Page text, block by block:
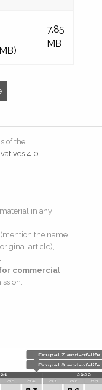
7.85
MB
of the
4.0
in any
:
(mention the name
article),
commercial